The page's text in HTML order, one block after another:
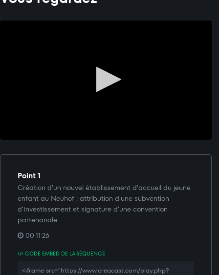
Point 1
Création d'un nouvel établissement d'accueil du jeune
enfant au Neuhof : attribution d'une subvention
d'investissement et signature d'une convention
partenariale.
00:11:26
CODE EMBED DE LA SÉQUENCE
<iframe src="https://www.creacast.com/play.php?